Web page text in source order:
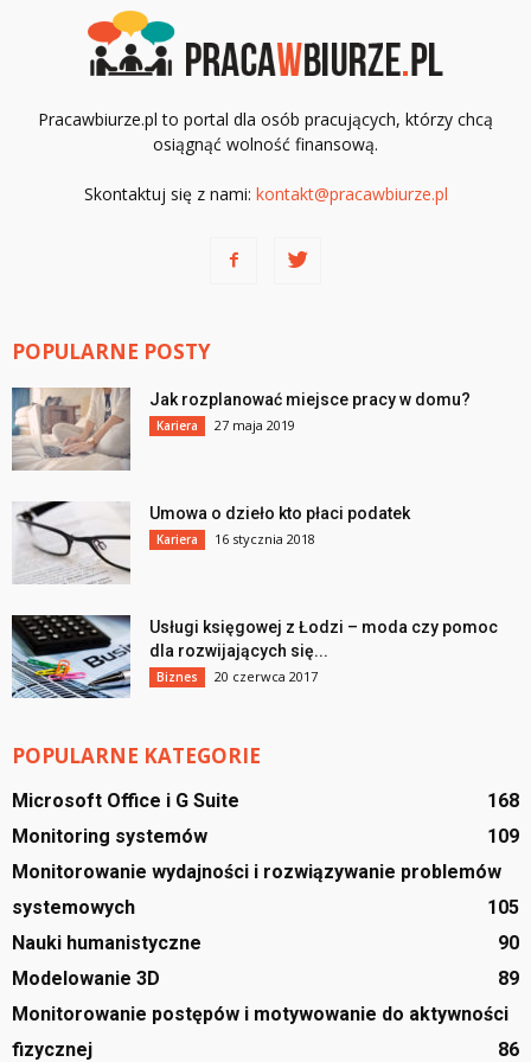
Pracawbiurze.pl to portal dla osób pracujących, którzy chcą
osiągnąć wolność finansową.
Skontaktuj się z nami: kontakt@pracawbiurze.pl
POPULARNE POSTY
Jak rozplanować miejsce pracy w domu?
Kariera 27 maja 2019
Umowa o dzieło kto płaci podatek
Kariera 16 stycznia 2018
Usługi księgowej z Łodzi – moda czy pomoc
dla rozwijających się...
Biznes 20 czerwca 2017
POPULARNE KATEGORIE
Microsoft Office i G Suite
168
Monitoring systemów
109
Monitorowanie wydajności i rozwiązywanie problemów
systemowych
105
Nauki humanistyczne
90
Modelowanie 3D
89
Monitorowanie postępów i motywowanie do aktywności
fizycznej
86